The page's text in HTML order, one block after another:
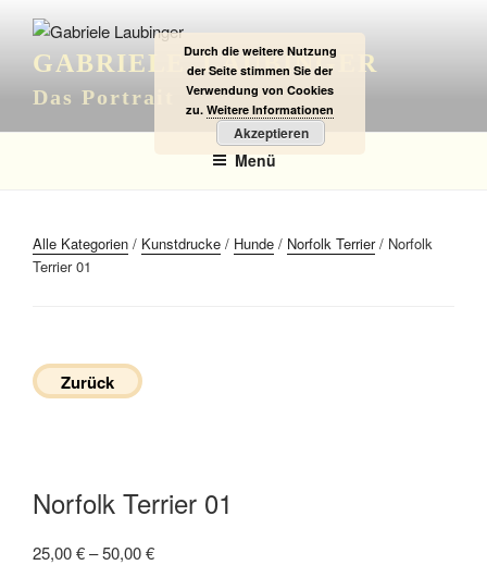
Inhalt
springenGABRIELE LAUBINGER
Das Portrait
Menü
Alle Kategorien / Kunstdrucke / Hunde / Norfolk Terrier/ Norfolk
Terrier 01
Zurück
Norfolk Terrier 01
25,00€–50,00€
Durch die weitere Nutzung
der Seite stimmen Sie der
Verwendung von Cookies
zu. Weitere Informationen
Akzeptieren